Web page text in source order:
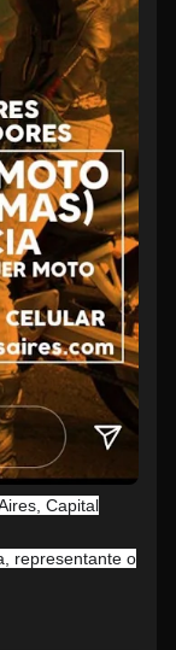
Capital
representante o